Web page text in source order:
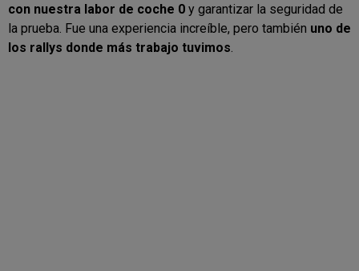
con nuestra labor de coche 0 y garantizar la seguridad de
la prueba. Fue una experiencia increíble, pero también uno de
los rallys donde más trabajo tuvimos